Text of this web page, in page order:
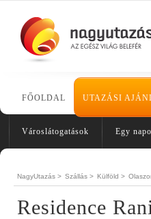
FŐOLDAL UTAZÁSI
Városlátogatások Egy
NagyUtazás > Szállás > Külföld >
Residence